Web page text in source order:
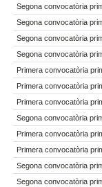
Segona convocatòria
Segona convocatòria
Segona convocatòria
Segona convocatòria
Primera convocatòria
Primera convocatòria
Primera convocatòria
Segona convocatòria
Primera convocatòria
Primera convocatòria
Segona convocatòria
Segona convocatòria